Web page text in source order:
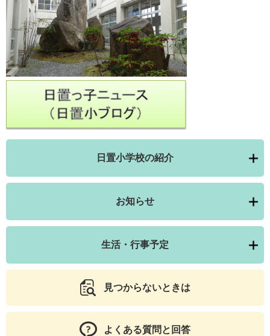
日置小学校の紹介
お知らせ
生活・行事予定
見つからないときは
よくある質問と回答